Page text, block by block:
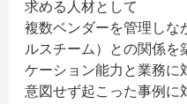
求める人材として
複数ベンダーを管理しな
ルスチーム）との関係を
ケーション能力と業務に
意図せず起こった事例に